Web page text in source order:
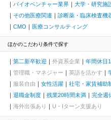
バイオベンチャー業界
大学・研究施
その他医療関連
診断薬・臨床検査機
CMO
医療コンサルティング
ほかのこだわり条件で探す
第二新卒歓迎 外資系企業 年間休日
管理職・マネジャー
英語を活かす
服装自由
女性活躍 社宅・家賃補助
退職金制度
残業20時間未満 完全週
海外出張あり
U・Iターン支援あり